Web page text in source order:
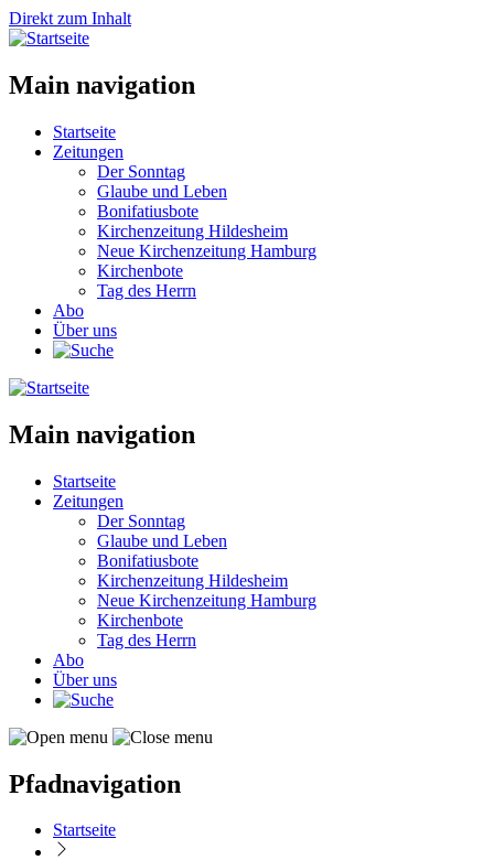
Direkt zum Inhalt
Main navigation
Startseite
Zeitungen
Der Sonntag
Glaube und Leben
Bonifatiusbote
Kirchenzeitung Hildesheim
Neue Kirchenzeitung Hamburg
Kirchenbote
Tag des Herrn
Abo
Über uns
Main navigation
Startseite
Zeitungen
Der Sonntag
Glaube und Leben
Bonifatiusbote
Kirchenzeitung Hildesheim
Neue Kirchenzeitung Hamburg
Kirchenbote
Tag des Herrn
Abo
Über uns
Pfadnavigation
Startseite